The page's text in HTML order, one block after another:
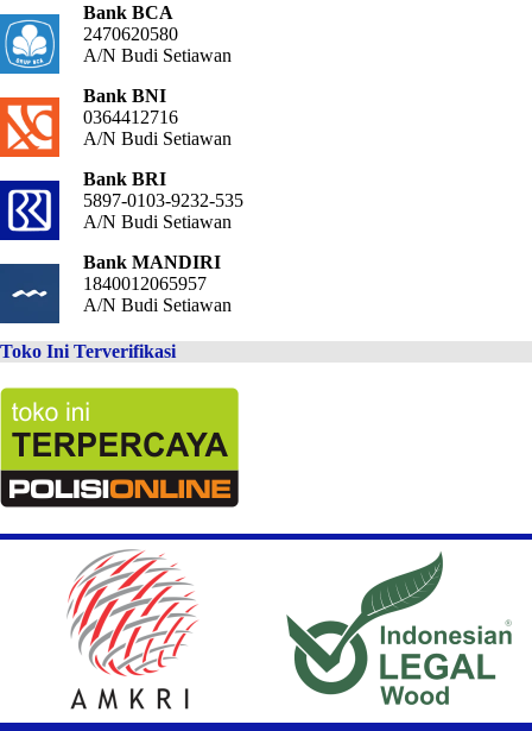
Bank BCA
2470620580
A/N Budi Setiawan
Bank BNI
0364412716
A/N Budi Setiawan
Bank BRI
5897-0103-9232-535
A/N Budi Setiawan
Bank MANDIRI
1840012065957
A/N Budi Setiawan
Toko Ini Terverifikasi